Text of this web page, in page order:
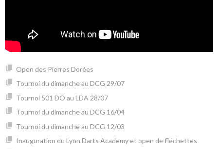
Open des Pierres Dorées
Tournoi du dimanche au DCG 29/07
Tournoi 501 DO au LDA 28/07
Tournoi du dimanche au DCG 16/04
Tournoi du dimanche au DCG 12/03
Inauguration du Lyon Darts Academy et open de fléchettes